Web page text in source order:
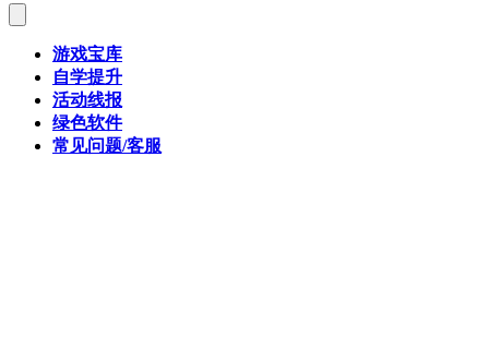
游戏宝库
自学提升
活动线报
绿色软件
常见问题/客服